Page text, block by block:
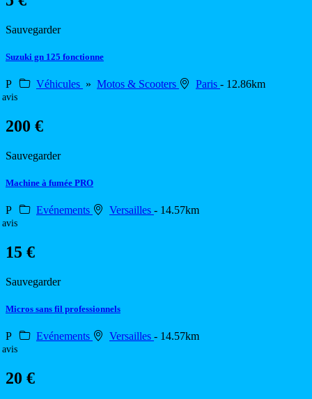
Sauvegarder
Suzuki gn 125 fonctionne
P Véhicules » Motos & Scooters Paris - 12.86km
avis
200 €
Sauvegarder
Machine à fumée PRO
P Evénements Versailles - 14.57km
avis
15 €
Sauvegarder
Micros sans fil professionnels
P Evénements Versailles - 14.57km
avis
20 €